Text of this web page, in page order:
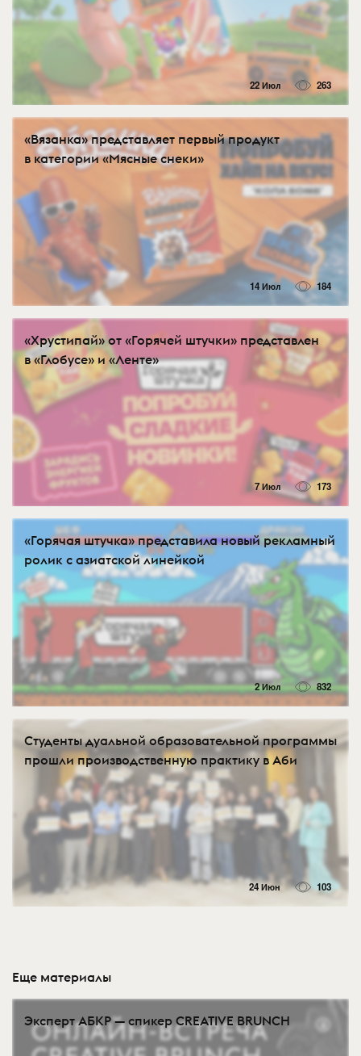
22 Июл 263
«Вязанка» представляет первый продукт
в категории «Мясные снеки»
14 Июл 184
«Хрустипай» от «Горячей штучки» представлен
в «Глобусе» и «Ленте»
7 Июл 173
«Горячая штучка» представила новый рекламный
ролик с азиатской линейкой
2 Июл 832
Студенты дуальной образовательной программы
прошли производственную практику в Аби
24 Июн 103
Еще материалы
Эксперт АБКР — спикер CREATIVE BRUNCH